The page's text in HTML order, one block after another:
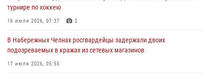
турнире по хоккею
16 июля 2026, 07:37 2
В Набережных Челнах росгвардейцы задержали двоих
подозреваемых в кражах из сетевых магазинов
17 июля 2026, 05:55